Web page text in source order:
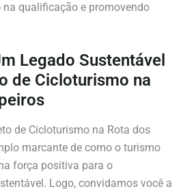
qualificação e promovendo
Legado Sustentável
de Cicloturismo na
de Cicloturismo na Rota dos
marcante de como o turismo
força positiva para o
Logo, convidamos você a